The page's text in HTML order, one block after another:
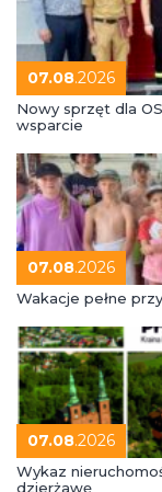
07.08.2026
Nowy sprzęt dla
wsparcie
07.08.2026
Wakacje pełne
07.08.2026
Wykaz
dzierżawę